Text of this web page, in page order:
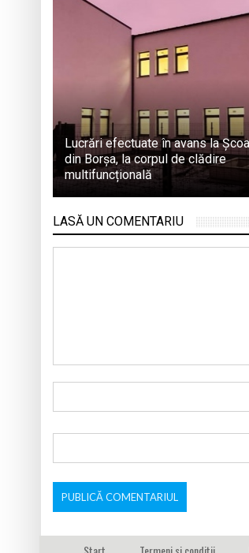
Lucrări efectuate în avans la
din Borșa, la corpul de clădire
multifuncțională
LASĂ UN COMENTARIU